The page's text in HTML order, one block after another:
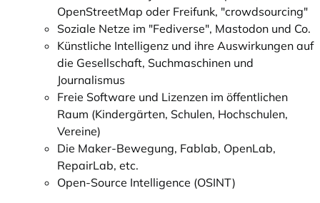
OpenStreetMap oder Freifunk, "crowdsourcing"
Soziale Netze im "Fediverse", Mastodon und Co.
Künstliche Intelligenz und ihre Auswirkungen auf
die Gesellschaft, Suchmaschinen und
Journalismus
Freie Software und Lizenzen im öffentlichen
Raum (Kindergärten, Schulen, Hochschulen,
Vereine)
Die Maker-Bewegung, Fablab, OpenLab,
RepairLab, etc.
Open-Source Intelligence (OSINT)